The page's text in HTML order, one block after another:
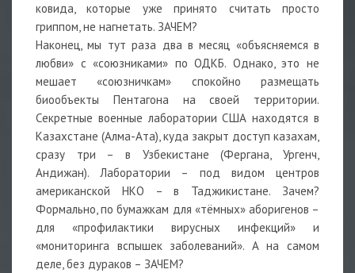
ковида, которые уже принято считать просто
гриппом, не нагнетать. ЗАЧЕМ?
Наконец, мы тут раза два в месяц «объясняемся в
любви» с «союзниками» по ОДКБ. Однако, это не
мешает «союзничкам» спокойно размещать
биообъекты Пентагона на своей территории.
Секретные военные лаборатории США находятся в
Казахстане (Алма-Ата), куда закрыт доступ казахам,
сразу три – в Узбекистане (Фергана, Ургенч,
Андижан). Лаборатории – под видом центров
американской НКО – в Таджикистане. Зачем?
Формально, по бумажкам для «тёмных» аборигенов –
для «профилактики вирусных инфекций» и
«мониторинга вспышек заболеваний». А на самом
деле, без дураков – ЗАЧЕМ?